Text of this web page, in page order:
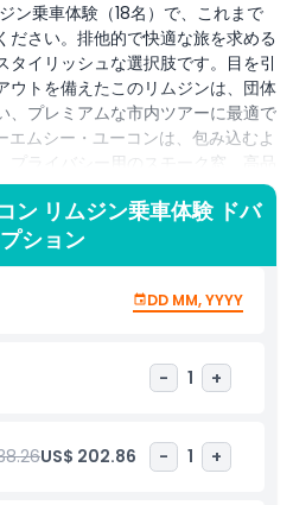
ン乗車体験（18名）で、これまで
ださい。排他的で快適な旅を求める
イリッシュな選択肢です。目を引
ウトを備えたこのリムジンは、団体
、プレミアムな市内ツアーに最適で
エムシー・ユーコンは、包み込むよ
ライバシー用のスモーク窓、高品
ェイク・ザイード通りを走行する
・ポイントへ向かう際、あるいはア
ット・ジュメイラの文化的な魅力を
適で思い出に残る乗車を保証しま
り、またはビジネスの使節団に最適
ムジンはどんな旅にも洗練さを添
能です。時間単位や片道など柔軟な
い。経験豊富な専属ドライバーが、
を予約して、走るたびにプレミアム
ン リムジン乗車体験 ドバ
ション
DD MM, YYYY
- 1 +
US$ 202.86 - 1 +